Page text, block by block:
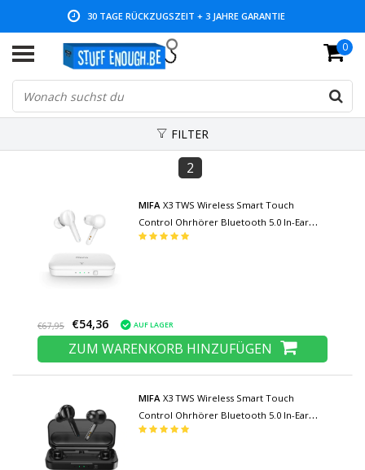
30 TAGE RÜCKZUGSZEIT + 3 JAHRE GARANTIE
NIEDRIGE PREISE UND GROSSE AUSWAHL 0
FILTER
2
MIFA X3 TWS Wireless Smart Touch
Control Ohrhörer Bluetooth 5.0 In-Ear
Wireless Buds Ohrhörer Ohrhörer
€67,95 €54,36 AUF LAGER
ZUM WARENKORB HINZUFÜGEN
MIFA X3 TWS Wireless Smart Touch
Control Ohrhörer Bluetooth 5.0 In-Ear
Wireless Buds Ohrhörer Ohrhörer